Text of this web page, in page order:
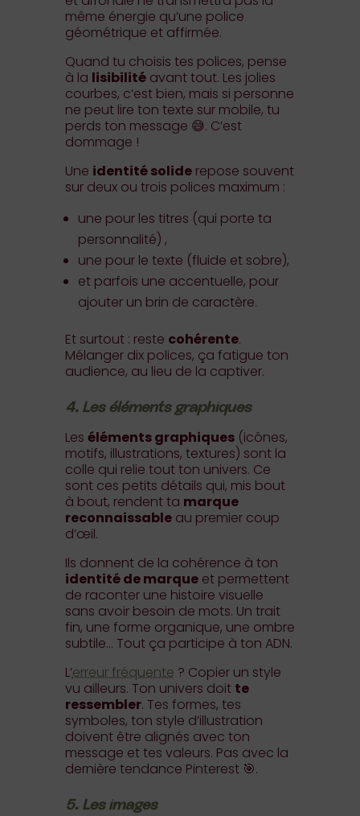
même énergie qu’une police
géométrique et affirmée.
Quand tu choisis tes polices, pense
à la lisibilitéavant tout. Les jolies
courbes, c’est bien, mais si personne
ne peut lire ton texte sur mobile, tu
perds ton message 😅. C’est
dommage !
Une identité soliderepose souvent
sur deux ou trois polices maximum :
une pour les titres (qui porte ta
personnalité) ,
une pour le texte (fluide et sobre),
et parfois une accentuelle, pour
ajouter un brin de caractère.
Et surtout : reste cohérente.
Mélanger dix polices, ça fatigue ton
audience, au lieu de la captiver.
4. Les éléments graphiques
Les éléments graphiques(icônes,
motifs, illustrations, textures) sont la
colle qui relie tout ton univers. Ce
sont ces petits détails qui, mis bout
à bout, rendent ta marque
reconnaissableau premier coup
d’œil.
Ils donnent de la cohérence à ton
identité de marqueet permettent
de raconter une histoire visuelle
sans avoir besoin de mots. Un trait
fin, une forme organique, une ombre
subtile… Tout ça participe à ton ADN.
L’erreur fréquente ? Copier un style
vu ailleurs. Ton univers doit te
ressembler. Tes formes, tes
symboles, ton style d’illustration
doivent être alignés avec ton
message et tes valeurs. Pas avec la
dernière tendance Pinterest 🎯.
5. Les images